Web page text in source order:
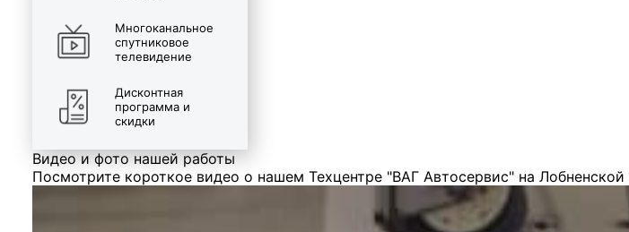
Многоканальное
спутниковое
телевидение
Дисконтная
программа и
скидки
Видео и фото нашей работы
Посмотрите короткое видео о нашем Техцентре "ВАГ Автосервис" на